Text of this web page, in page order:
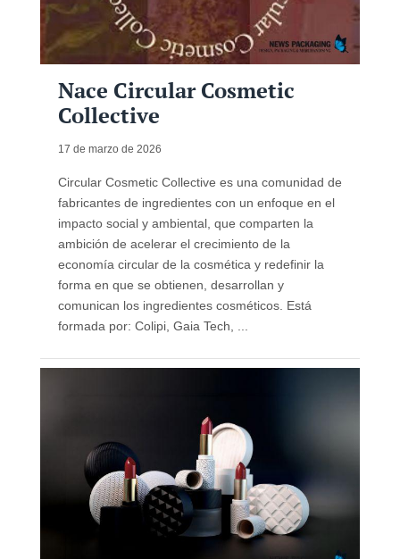
Nace Circular Cosmetic
Collective
17 de marzo de 2026
Circular Cosmetic Collective es una comunidad de
fabricantes de ingredientes con un enfoque en el
impacto social y ambiental, que comparten la
ambición de acelerar el crecimiento de la
economía circular de la cosmética y redefinir la
forma en que se obtienen, desarrollan y
comunican los ingredientes cosméticos. Está
formada por: Colipi, Gaia Tech, ...